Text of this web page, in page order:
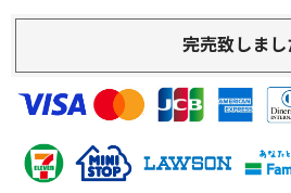
完売致しまし